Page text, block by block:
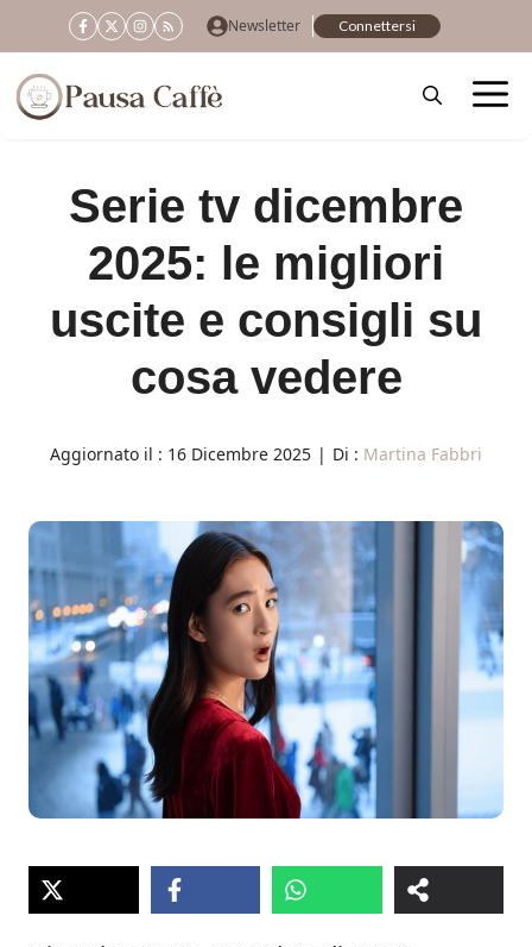
al
contenuto
Newsletter Connettersi
Serie tv dicembre
2025: le migliori
uscite e consigli su
cosa vedere
Aggiornato il : 16 Dicembre 2025 | Di : Martina Fabbri